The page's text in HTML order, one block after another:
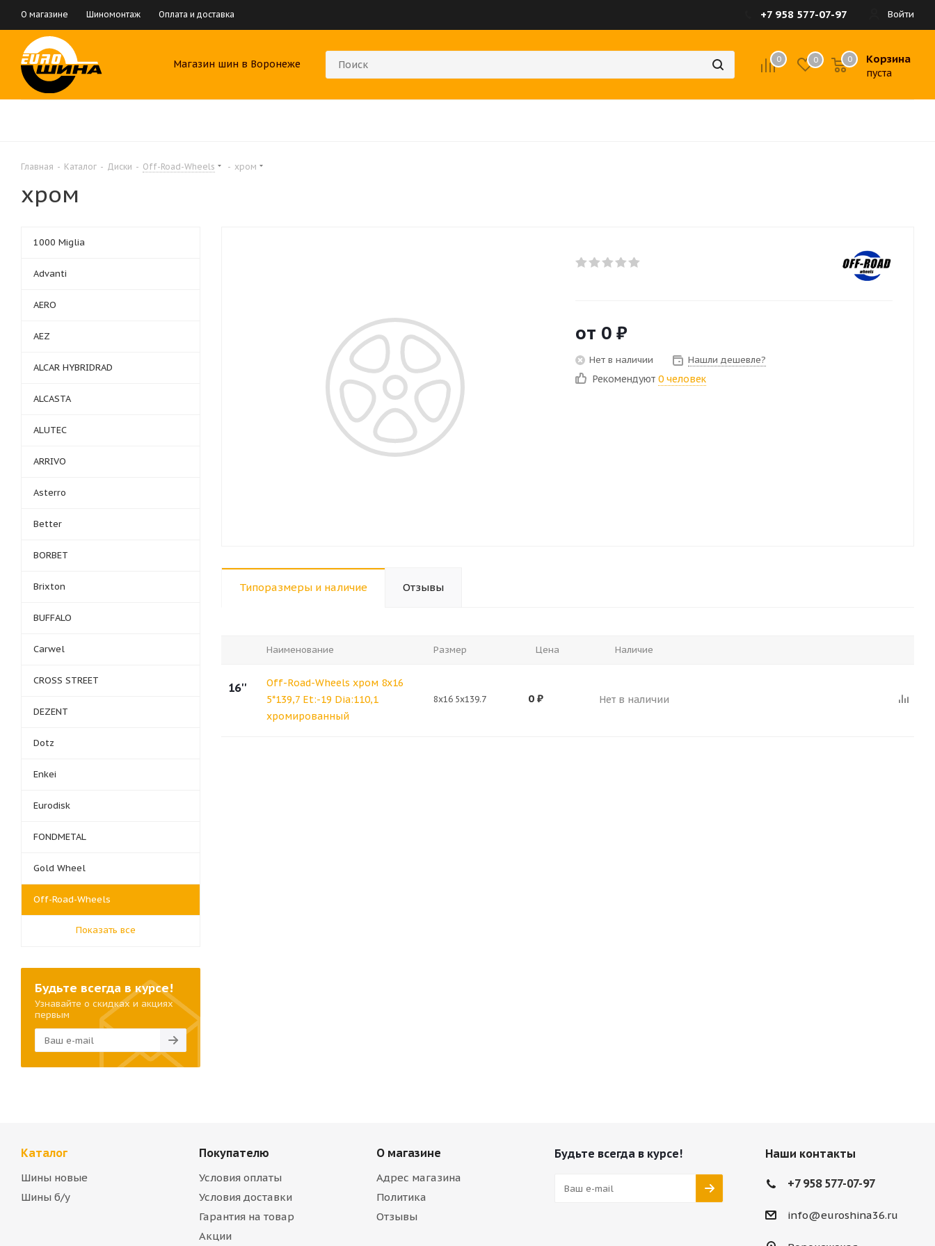
О магазине Шиномонтаж Оплата и доставка Войти
+7 958 577-07-97
Магазин шин в Воронеже 0 0 Корзина
пуста
0
Главная - Каталог - Диски - Off-Road-Wheels - хром
хром
от 0 ₽
Нет в наличии Нашли дешевле?
Рекомендуют 0 человек
Типоразмеры и наличие Отзывы
Наименование Размер Цена Наличие
16''
Off-Road-Wheels хром 8x16
5*139,7 Et:-19 Dia:110,1
хромированный
8x16 5x139.7 0 ₽ Нет в наличии
1000 Miglia
Advanti
AERO
AEZ
ALCAR HYBRIDRAD
ALCASTA
ALUTEC
ARRIVO
Asterro
Better
BORBET
Brixton
BUFFALO
Carwel
CROSS STREET
DEZENT
Dotz
Enkei
Eurodisk
FONDMETAL
Gold Wheel
Off-Road-Wheels
Показать все
Будьте всегда в курсе!
Узнавайте о скидках и акциях
первым
Каталог
Шины новые
Шины б/у
Покупателю
Условия оплаты
Условия доставки
Гарантия на товар
Акции
О магазине
Адрес магазина
Политика
Отзывы
Будьте всегда в курсе! Наши контакты
+7 958 577-07-97
info@euroshina36.ru